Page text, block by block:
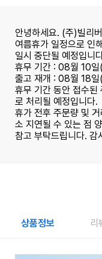
안녕하세요. (주)빌리
여름휴가 일정으로 인
일시 중단될 예정입니
휴무 기간 : 08월 10
출고 재개 : 08월 18일
휴무 기간 동안 접수된
로 처리될 예정입니다.
휴가 전후 주문량 및
소 지연될 수 있는 점
참고 부탁드립니다. 감
상품정보 리